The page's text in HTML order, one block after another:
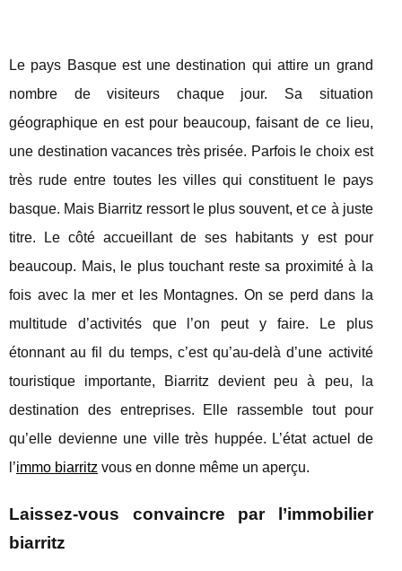
Le pays Basque est une destination qui attire un grand
nombre de visiteurs chaque jour. Sa situation
géographique en est pour beaucoup, faisant de ce lieu,
une destination vacances très prisée. Parfois le choix est
très rude entre toutes les villes qui constituent le pays
basque. Mais Biarritz ressort le plus souvent, et ce à juste
titre. Le côté accueillant de ses habitants y est pour
beaucoup. Mais, le plus touchant reste sa proximité à la
fois avec la mer et les Montagnes. On se perd dans la
multitude d’activités que l’on peut y faire. Le plus
étonnant au fil du temps, c’est qu’au-delà d’une activité
touristique importante, Biarritz devient peu à peu, la
destination des entreprises. Elle rassemble tout pour
qu’elle devienne une ville très huppée. L’état actuel de
l’immo biarritz vous en donne même un aperçu.
Laissez-vous convaincre par l’immobilier
biarritz